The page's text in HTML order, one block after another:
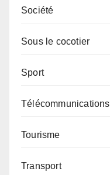
Société
Sous le cocotier
Sport
Télécommunications
Tourisme
Transport